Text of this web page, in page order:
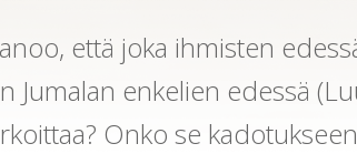
että joka ihmisten
Jumalan enkelien edessä
Onko se